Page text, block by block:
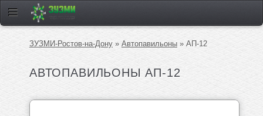
ЗУЗМИ-Ростов-на-Дону » Автопавильоны » АП-12
АВТОПАВИЛЬОНЫ АП-12